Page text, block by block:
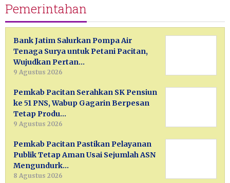
Pemerintahan
Bank Jatim Salurkan Pompa Air
Tenaga Surya untuk Petani Pacitan,
Wujudkan Pertan…
9 Agustus 2026
Pemkab Pacitan Serahkan SK Pensiun
ke 51 PNS, Wabup Gagarin Berpesan
Tetap Produ…
9 Agustus 2026
Pemkab Pacitan Pastikan Pelayanan
Publik Tetap Aman Usai Sejumlah ASN
Mengundurk…
8 Agustus 2026